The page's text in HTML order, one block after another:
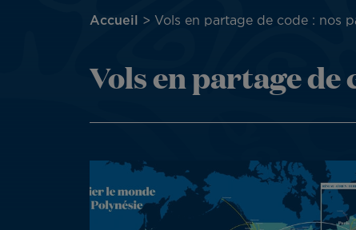
Fil
Accueil Vols en partage de code : nos
Vols en partage de